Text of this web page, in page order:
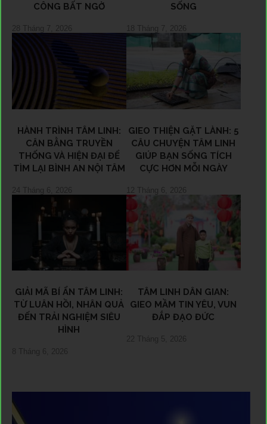
CÔNG BẤT NGỜ
28 Tháng 7, 2026
SỐNG
18 Tháng 7, 2026
HÀNH TRÌNH TÂM LINH:
CÂN BẰNG TRUYỀN
THỐNG VÀ HIỆN ĐẠI ĐỂ
TÌM LẠI BÌNH AN NỘI TÂM
24 Tháng 6, 2026
GIEO THIỆN GẶT LÀNH: 5
CÂU CHUYỆN TÂM LINH
GIÚP BẠN SỐNG TÍCH
CỰC HƠN MỖI NGÀY
12 Tháng 6, 2026
GIẢI MÃ BÍ ẨN TÂM LINH:
TỪ LUÂN HỒI, NHÂN QUẢ
ĐẾN TRẢI NGHIỆM SIÊU
HÌNH
8 Tháng 6, 2026
TÂM LINH DÂN GIAN:
GIEO MẦM TIN YÊU, VUN
ĐẮP ĐẠO ĐỨC
22 Tháng 5, 2026